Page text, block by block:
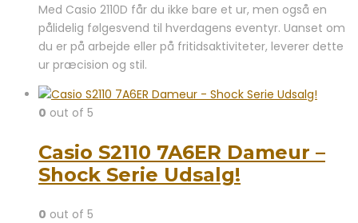
Med Casio 2110D får du ikke bare et ur, men også en
pålidelig følgesvend til hverdagens eventyr. Uanset om
du er på arbejde eller på fritidsaktiviteter, leverer dette
ur præcision og stil.
0 out of 5
Casio S2110 7A6ER Dameur –
Shock Serie Udsalg!
0 out of 5